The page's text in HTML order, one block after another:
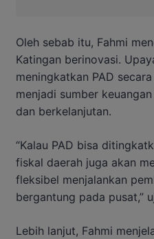
Oleh sebab itu, Fahmi
Katingan berinovasi.
meningkatkan PAD
menjadi sumber
dan berkelanjutan.
“Kalau PAD bisa
fiskal daerah juga akan
fleksibel menjalankan
bergantung pada pusat,”
Lebih lanjut, Fahmi